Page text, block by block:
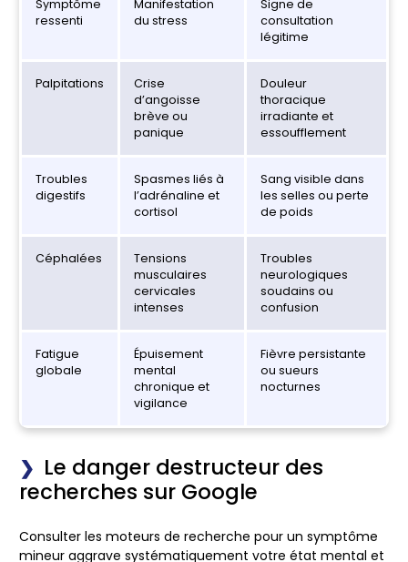
Symptôme
ressenti
Manifestation
du stress
Signe de
consultation
légitime
Palpitations
Crise
d’angoisse
brève ou
panique
Douleur
thoracique
irradiante et
essoufflement
Troubles
digestifs
Spasmes liés à
l’adrénaline et
cortisol
Sang visible dans
les selles ou perte
de poids
Céphalées
Tensions
musculaires
cervicales
intenses
Troubles
neurologiques
soudains ou
confusion
Fatigue
globale
Épuisement
mental
chronique et
vigilance
Fièvre persistante
ou sueurs
nocturnes
Le danger destructeur des
recherches sur Google
Consulter les moteurs de recherche pour un symptôme
mineur aggrave systématiquement votre état mental et